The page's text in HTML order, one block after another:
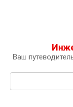
Ваш
Поиск: